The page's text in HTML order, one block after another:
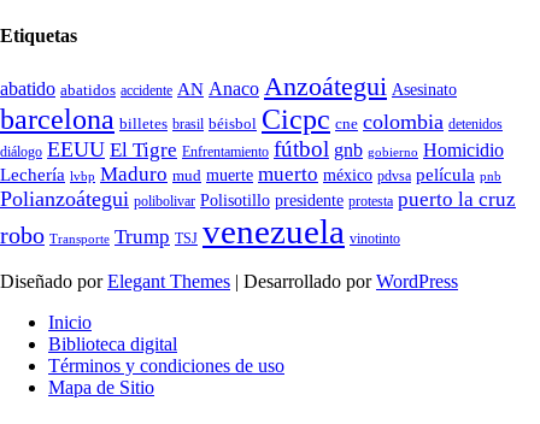
Etiquetas
abatido abatidos accidente AN Anaco Anzoátegui Asesinato
barcelona billetes brasil béisbol Cicpc cne colombia detenidos
diálogo EEUU El Tigre Enfrentamiento fútbol gnb gobierno Homicidio
Lechería lvbp Maduro mud muerte muerto méxico pdvsa película pnb
Polianzoátegui polibolivar Polisotillo presidente protesta puerto la cruz
robo Transporte Trump TSJ venezuela vinotinto
Diseñado porElegant Themes | Desarrollado porWordPress
Inicio
Biblioteca digital
Términos y condiciones de uso
Mapa de Sitio